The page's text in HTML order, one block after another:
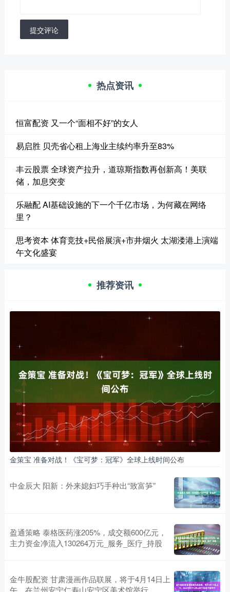
提交评论
热点资讯
恒富配资 又一个“面相不好”的女人
易启胜 贝壳省心租上海业主续约率升至83%
丰云股票 全球资产拉升，道琼斯指数再创新高！美联
储，加息突变
乐融配 AI基础设施的下一个千亿市场，为何藏在网络
里？
思考资本 体育竞技+民俗展演+市井烟火 太湖溇港上演端
午文化盛宴
推荐资讯
金策宝 准备对战！《宝可梦：冠军》全球上线时间公布
中金辰大 阳新：外来媳妇巧手种出“致富笋”
盈通策略 泰格医药涨205%，成交额600亿元，
主力资金净流入130264万元_服务_医疗_持股
金牛股配资 甘肃漫画作品联展，将于4月14日上
午，在兰州安宁仁寿山安宁区美术馆举行